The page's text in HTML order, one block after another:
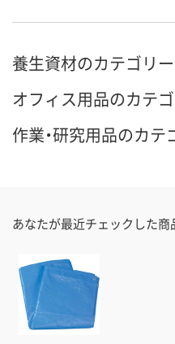
養生資材のカテゴリー
オフィス用品のカテ
作業・研究用品のカテ
あなたが最近チェックした商